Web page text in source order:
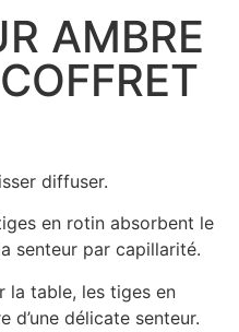
AMBRE
diffuser.
en rotin absorbent le
senteur par capillarité.
la table, les tiges en
d’une délicate senteur.